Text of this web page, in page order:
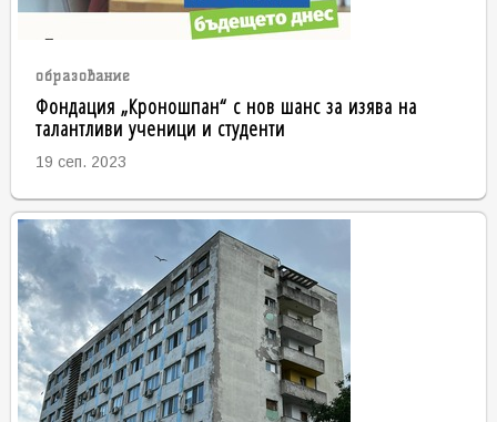
образование
Фондация „Кроношпан“ с нов шанс за изява на
талантливи ученици и студенти
19 сеп. 2023